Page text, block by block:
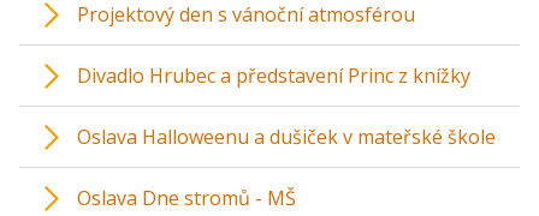
Projektový den s vánoční atmosférou
Divadlo Hrubec a představení Princ z knížky
Oslava Halloweenu a dušiček v mateřské škole
Oslava Dne stromů - MŠ